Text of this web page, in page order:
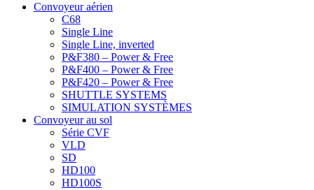
Convoyeur aérien
C68
Single Line
Single Line, inverted
P&F380 – Power & Free
P&F400 – Power & Free
P&F420 – Power & Free
SHUTTLE SYSTEMS
SIMULATION SYSTÈMES
Convoyeur au sol
Série CVF
VLD
SD
HD100
HD100S